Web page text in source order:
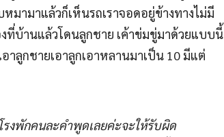
มามาแล้วก็เห็นรถเราจอดอยู่ข้างทางไม่มี
งที่บ้านแล้วโดนลูกชาย เค้าข่มขู่มาด้วยแบบนี้
าลูกชายเอาลูกเอาหลานมาเป็น 10 มีแต่
พักคนละคำพูดเลยค่ะจะให้รับผิด